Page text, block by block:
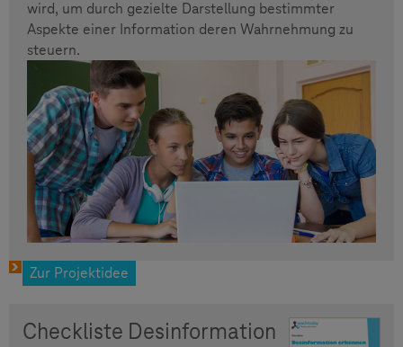
wird, um durch gezielte Darstellung bestimmter
Aspekte einer Information deren Wahrnehmung zu
steuern.
Zur Projektidee
Checkliste Desinformation